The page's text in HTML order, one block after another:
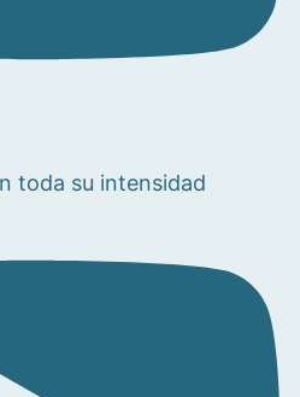
toda su intensidad